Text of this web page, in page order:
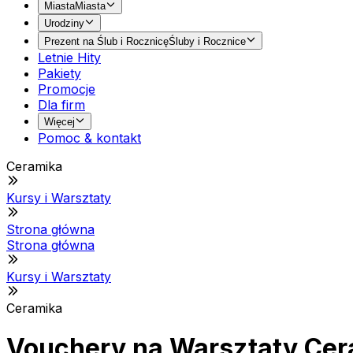
MiastaMiasta
Urodziny
Prezent na Ślub i RocznicęŚluby i Rocznice
Letnie Hity
Pakiety
Promocje
Dla firm
Więcej
Pomoc & kontakt
Ceramika
Kursy i Warsztaty
Strona główna
Strona główna
Kursy i Warsztaty
Ceramika